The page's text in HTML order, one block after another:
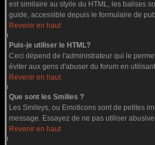
est similaire au styile du HTML, les balises
guide, accessible depuis le formulaire de
Revenir en haut
Puis-je utiliser le HTML?
Ceci dépend de l'administrateur qui le
éviter aux gens d'abuser du forum en
Revenir en haut
Que sont les Smilies ?
Les Smileys, ou Emoticons sont de petites
message. Essayez de ne pas utiliser
Revenir en haut